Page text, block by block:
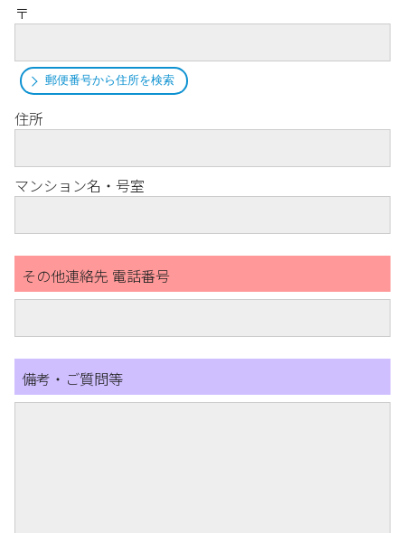
〒
郵便番号から住所を検索
住所
マンション名・号室
その他連絡先 電話番号
備考・ご質問等